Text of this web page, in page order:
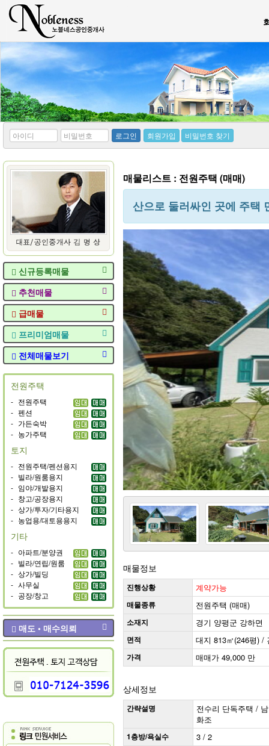
*
아
디
*
비
번
호
로그인 회원가입 비밀번호 찾기
신규등록매물
추천매물
급매물
프리미엄매물
전체매물보기
전원주택
- 전원주택
- 펜션
- 가든숙박
- 농가주택
토지
- 전원주택/펜션용지
- 빌라/원룸용지
- 임야/개발용지
- 창고/공장용지
- 상가/투자/기타용지
- 농업용/대토용용지
기타
- 아파트/분양권
- 빌라/연립/원룸
- 상가/빌딩
- 사무실
- 공장/창고
매도 • 매수의뢰
매물리스트 : 전원주택 (매매)
산으로 둘러싸인 곳에 주택
매물정보
진행상황 계약가능
매물종류 전원주택 (매매)
소재지 경기 양평군 강하면
면적 대지 813㎡(246평) /
가격 매매가 49,000 만
상세정보
간략설명
전수리 단독주택 /
화조
1층방/욕실수 3 / 2